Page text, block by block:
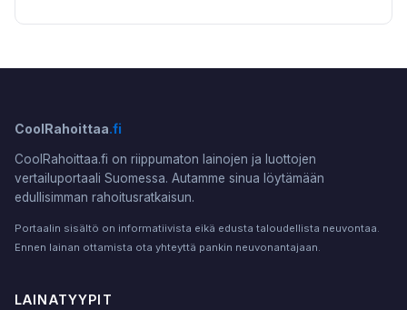
CoolRahoittaa.fi
CoolRahoittaa.fi on riippumaton lainojen ja luottojen
vertailuportaali Suomessa. Autamme sinua löytämään
edullisimman rahoitusratkaisun.
Portaalin sisältö on informatiivista eikä edusta taloudellista neuvontaa.
Ennen lainan ottamista ota yhteyttä pankin neuvonantajaan.
LAINATYYPIT